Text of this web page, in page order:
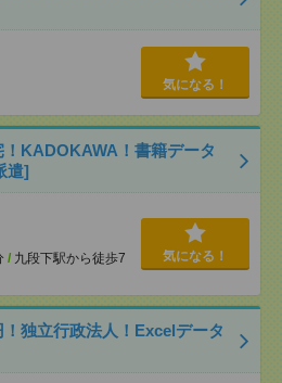
気になる！
KADOKAWA！書籍データ
遣]
/ 九段下駅から徒歩7
気になる！
独立行政法人！Excelデータ